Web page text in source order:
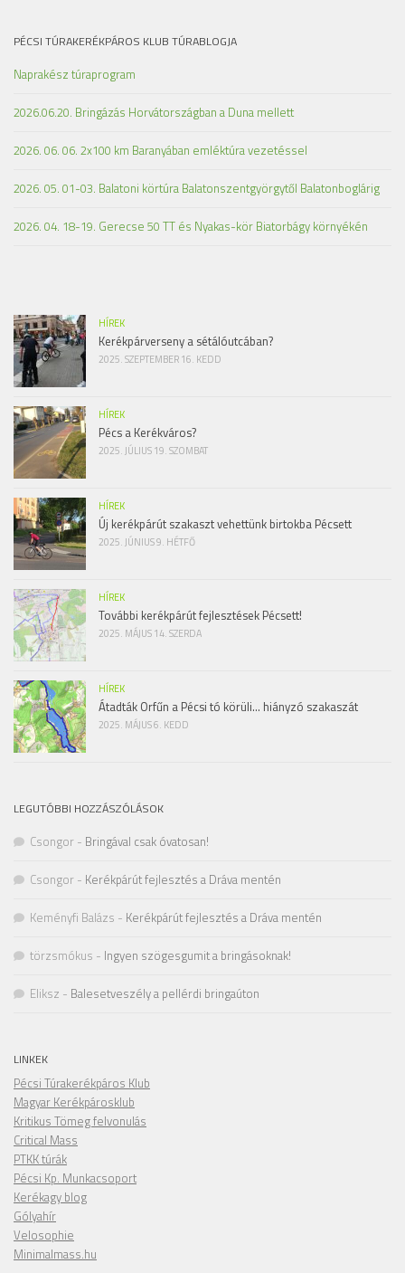
PÉCSI TÚRAKERÉKPÁROS KLUB TÚRABLOGJA
Naprakész túraprogram
2026.06.20. Bringázás Horvátországban a Duna mellett
2026. 06. 06. 2x100 km Baranyában emléktúra vezetéssel
2026. 05. 01-03. Balatoni körtúra Balatonszentgyörgytől Balatonboglárig
2026. 04. 18-19. Gerecse 50 TT és Nyakas-kör Biatorbágy környékén
HÍREK
Kerékpárverseny a sétálóutcában?
2025. SZEPTEMBER 16. KEDD
HÍREK
Pécs a Kerékváros?
2025. JÚLIUS 19. SZOMBAT
HÍREK
Új kerékpárút szakaszt vehettünk birtokba Pécsett
2025. JÚNIUS 9. HÉTFŐ
HÍREK
További kerékpárút fejlesztések Pécsett!
2025. MÁJUS 14. SZERDA
HÍREK
Átadták Orfűn a Pécsi tó körüli… hiányzó szakaszát
2025. MÁJUS 6. KEDD
LEGUTÓBBI HOZZÁSZÓLÁSOK
Csongor - Bringával csak óvatosan!
Csongor - Kerékpárút fejlesztés a Dráva mentén
Keményfi Balázs - Kerékpárút fejlesztés a Dráva mentén
törzsmókus - Ingyen szögesgumit a bringásoknak!
Eliksz - Balesetveszély a pellérdi bringaúton
LINKEK
Pécsi Túrakerékpáros Klub
Magyar Kerékpárosklub
Kritikus Tömeg felvonulás
Critical Mass
PTKK túrák
Pécsi Kp. Munkacsoport
Kerékagy blog
Gólyahír
Velosophie
Minimalmass.hu